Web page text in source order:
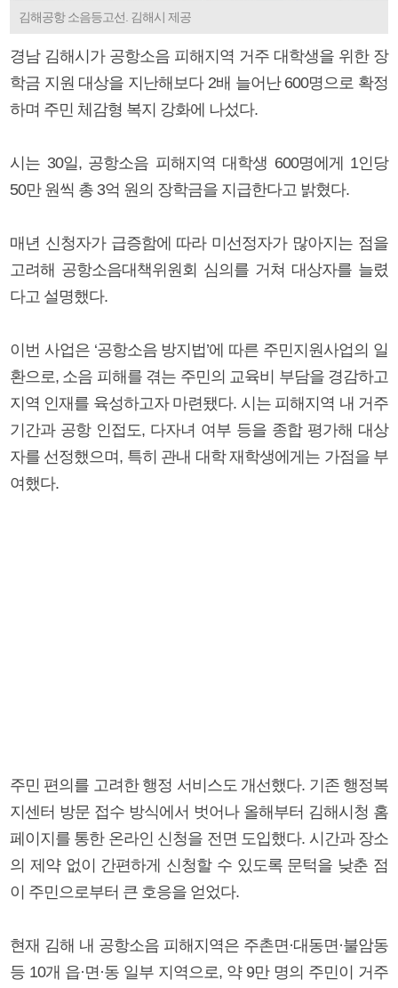
김해공항 소음등고선. 김해시 제공
경남 김해시가 공항소음 피해지역 거주 대학생을 위한 장
학금 지원 대상을 지난해보다 2배 늘어난 600명으로 확정
하며 주민 체감형 복지 강화에 나섰다.
시는 30일, 공항소음 피해지역 대학생 600명에게 1인당
50만 원씩 총 3억 원의 장학금을 지급한다고 밝혔다.
매년 신청자가 급증함에 따라 미선정자가 많아지는 점을
고려해 공항소음대책위원회 심의를 거쳐 대상자를 늘렸
다고 설명했다.
이번 사업은 ‘공항소음 방지법’에 따른 주민지원사업의 일
환으로, 소음 피해를 겪는 주민의 교육비 부담을 경감하고
지역 인재를 육성하고자 마련됐다. 시는 피해지역 내 거주
기간과 공항 인접도, 다자녀 여부 등을 종합 평가해 대상
자를 선정했으며, 특히 관내 대학 재학생에게는 가점을 부
여했다.
주민 편의를 고려한 행정 서비스도 개선했다. 기존 행정복
지센터 방문 접수 방식에서 벗어나 올해부터 김해시청 홈
페이지를 통한 온라인 신청을 전면 도입했다. 시간과 장소
의 제약 없이 간편하게 신청할 수 있도록 문턱을 낮춘 점
이 주민으로부터 큰 호응을 얻었다.
현재 김해 내 공항소음 피해지역은 주촌면·대동면·불암동
등 10개 읍·면·동 일부 지역으로, 약 9만 명의 주민이 거주